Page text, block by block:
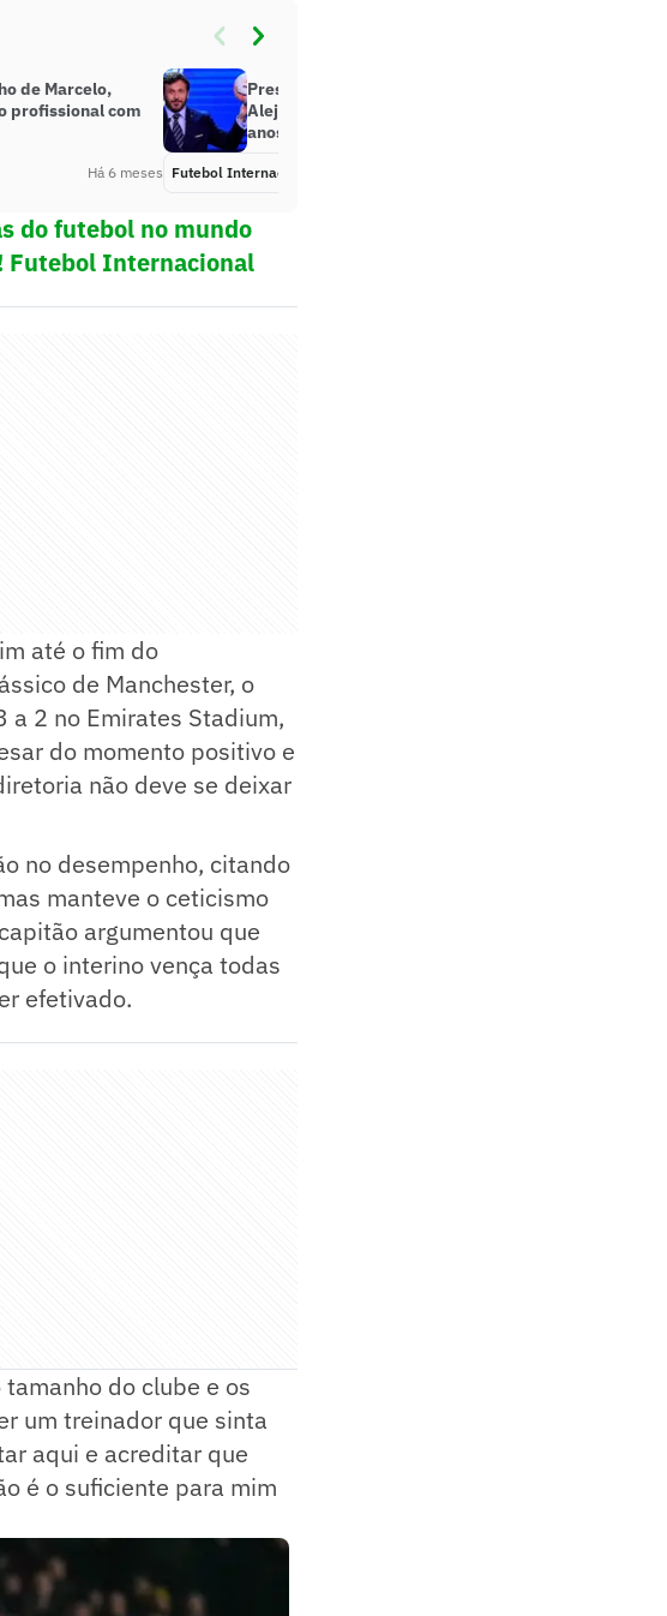
de Marcelo,
profissional com
Há 6 meses
Presidente da Conmebol,
Alejandro Domínguez completa 10
anos de gestão; relembre
Futebol Internacional
do futebol no mundo
Futebol Internacional
até o fim do
de Manchester, o
a 2 no Emirates Stadium,
do momento positivo e
não deve se deixar
no desempenho, citando
manteve o ceticismo
argumentou que
o interino vença todas
efetivado.
do clube e os
um treinador que sinta
aqui e acreditar que
é o suficiente para mim